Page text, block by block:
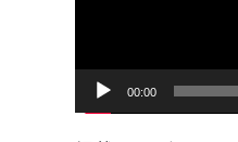
ヤ
00:00